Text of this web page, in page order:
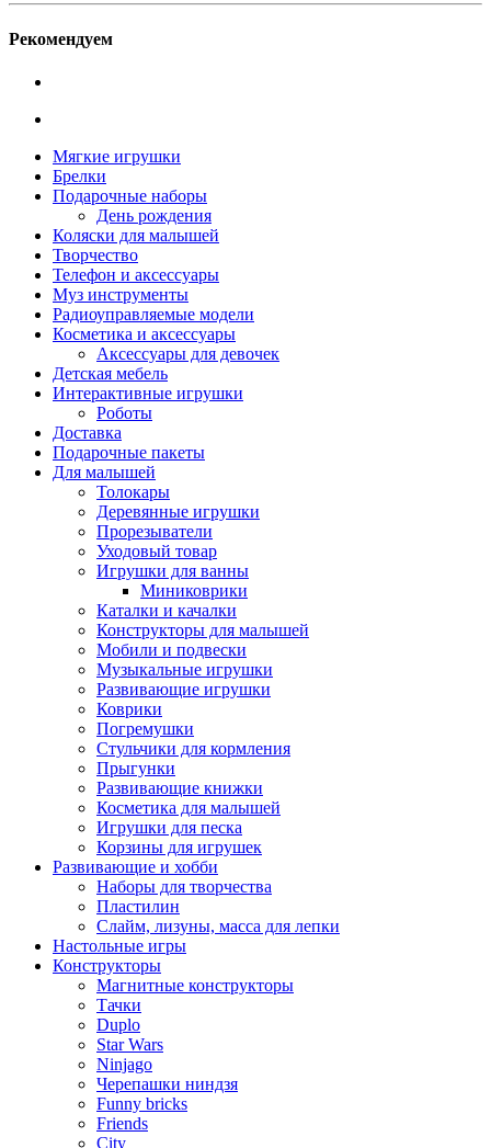
Рекомендуем
Мягкие игрушки
Брелки
Подарочные наборы
День рождения
Коляски для малышей
Творчество
Телефон и аксессуары
Муз инструменты
Радиоуправляемые модели
Косметика и аксессуары
Аксессуары для девочек
Детская мебель
Интерактивные игрушки
Роботы
Доставка
Подарочные пакеты
Для малышей
Толокары
Деревянные игрушки
Прорезыватели
Уходовый товар
Игрушки для ванны
Миниковрики
Каталки и качалки
Конструкторы для малышей
Мобили и подвески
Музыкальные игрушки
Развивающие игрушки
Коврики
Погремушки
Стульчики для кормления
Прыгунки
Развивающие книжки
Косметика для малышей
Игрушки для песка
Корзины для игрушек
Развивающие и хобби
Наборы для творчества
Пластилин
Слайм, лизуны, масса для лепки
Настольные игры
Конструкторы
Магнитные конструкторы
Тачки
Duplo
Star Wars
Ninjago
Черепашки ниндзя
Funny bricks
Friends
City